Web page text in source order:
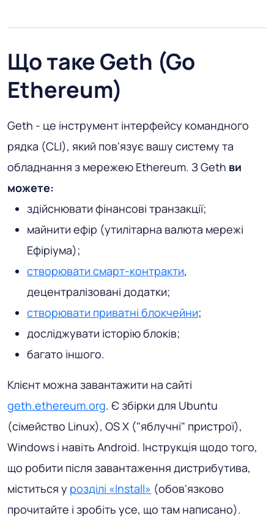
Що таке Geth (Go
Ethereum)
Geth - це інструмент інтерфейсу командного
рядка (CLI), який пов'язує вашу систему та
обладнання з мережею Ethereum. З Geth ви
можете:
здійснювати фінансові транзакції;
майнити ефір (утилітарна валюта мережі
Ефіріума);
створювати смарт-контракти,
децентралізовані додатки;
створювати приватні блокчейни;
досліджувати історію блоків;
багато іншого.
Клієнт можна завантажити на сайті
geth.ethereum.org. Є збірки для Ubuntu
(сімейство Linux), OS X ("яблучні" пристрої),
Windows і навіть Android. Інструкція щодо того,
що робити після завантаження дистрибутива,
міститься у розділі «Install» (обов'язково
прочитайте і зробіть усе, що там написано).